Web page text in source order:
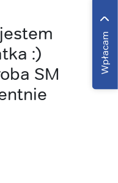
Wpłacam
:)
SM